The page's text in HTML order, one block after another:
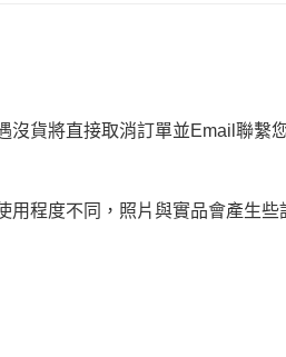
貨將直接取消訂單並Email聯繫
程度不同，照片與實品會產生些